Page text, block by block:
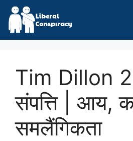
Skip
content
Tim Dillon
संपत्ति | आय,
समलैंगिकता